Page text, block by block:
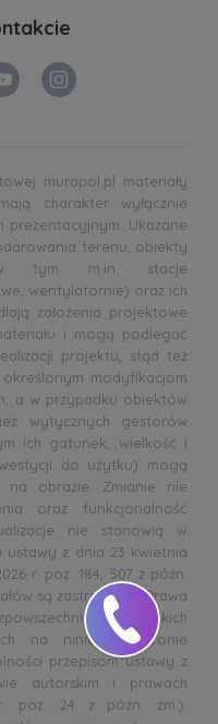
murapol.pl materiały
charakter wyłącznie
prezentacyjnym. Ukazane
terenu, obiekty
(w tym m.in. stacje
wentylatornie) oraz ich
założenia projektowe
i mogą podlegać
projektu, stąd też
modyfikacjom
a w przypadku obiektów
wytycznych gestorów
ich gatunek, wielkość i
do użytku) mogą
na obrazie. Zmianie nie
oraz funkcjonalność
nie stanowią w
z dnia 23 kwietnia
r. poz. 184, 507 z późn.
są zastrzeżone. Prawa
wszelkich
na niniejszej stronie
przepisom ustawy z
autorskim i prawach
poz. 24 z późn. zm.).